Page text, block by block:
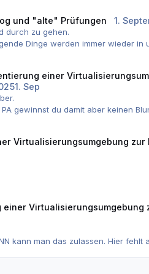
oder zwei Hühneraugen
und "alte" Prüfungen 1.
durch zu gehen.
Dinge werden immer wieder
einer
1. Sep
gewinnst du damit aber keinen
Virtualisierungsumgebung
VE, ggf. Cloud.
Skalierbarkeit, Know-how,
einer
kann man das zulassen. Hier